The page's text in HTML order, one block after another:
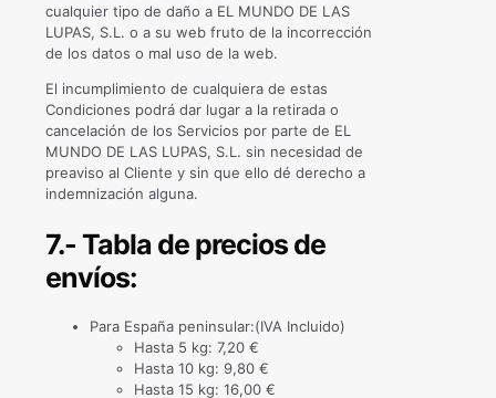
cualquier tipo de daño a EL MUNDO DE LAS
LUPAS, S.L. o a su web fruto de la incorrección
de los datos o mal uso de la web.
El incumplimiento de cualquiera de estas
Condiciones podrá dar lugar a la retirada o
cancelación de los Servicios por parte de EL
MUNDO DE LAS LUPAS, S.L. sin necesidad de
preaviso al Cliente y sin que ello dé derecho a
indemnización alguna.
7.- Tabla de precios de
envíos:
Para España peninsular:(IVA Incluido)
Hasta 5 kg: 7,20 €
Hasta 10 kg: 9,80 €
Hasta 15 kg: 16,00 €